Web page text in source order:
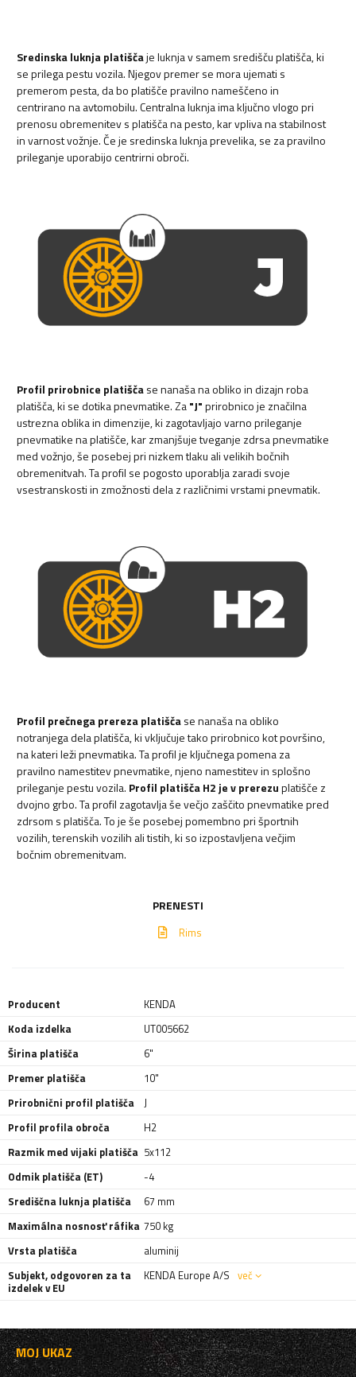
Sredinska luknja platiščaje luknja v samem središču platišča, ki
se prilega pestu vozila. Njegov premer se mora ujemati s
premerom pesta, da bo platišče pravilno nameščeno in
centrirano na avtomobilu. Centralna luknja ima ključno vlogo pri
prenosu obremenitev s platišča na pesto, kar vpliva na stabilnost
in varnost vožnje. Če je sredinska luknja prevelika, se za pravilno
prileganje uporabijo centrirni obroči.
Profil prirobnice platiščase nanaša na obliko in dizajn roba
platišča, ki se dotika pnevmatike. Za"J"prirobnico je značilna
ustrezna oblika in dimenzije, ki zagotavljajo varno prileganje
pnevmatike na platišče, kar zmanjšuje tveganje zdrsa pnevmatike
med vožnjo, še posebej pri nizkem tlaku ali velikih bočnih
obremenitvah. Ta profil se pogosto uporablja zaradi svoje
vsestranskosti in zmožnosti dela z različnimi vrstami pnevmatik.
Profil prečnega prereza platiščase nanaša na obliko
notranjega dela platišča, ki vključuje tako prirobnico kot površino,
na kateri leži pnevmatika. Ta profil je ključnega pomena za
pravilno namestitev pnevmatike, njeno namestitev in splošno
prileganje pestu vozila. Profil platišča H2 je v prerezuplatišče z
dvojno grbo. Ta profil zagotavlja še večjo zaščito pnevmatike pred
zdrsom s platišča. To je še posebej pomembno pri športnih
vozilih, terenskih vozilih ali tistih, ki so izpostavljena večjim
bočnim obremenitvam.
PRENESTI
Rims
Producent
KENDA
Koda izdelka
UT005662
Širina platišča
6"
Premer platišča
10"
Prirobnični profil platišča
J
Profil profila obroča
H2
Razmik med vijaki platišča 5x112
Odmik platišča (ET)
-4
Središčna luknja platišča
67 mm
Maximálna nosnosť ráfika 750 kg
Vrsta platišča
aluminij
Subjekt, odgovoren za ta
izdelek v EU
KENDA Europe A/S več
MOJ UKAZ